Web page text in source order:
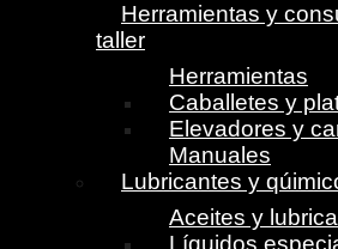
Herramientas y
taller
Herramientas
Caballetes y
Elevadores y
Manuales
Lubricantes y
Aceites y
Líquidos